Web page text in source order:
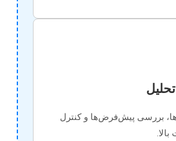
بررسی پیش‌فرض‌ها و کنترل